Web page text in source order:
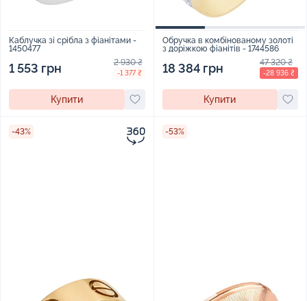
Каблучка зі срібла з фіанітами -
1450477
1 553 грн 2 930 ₴
-1 377 ₴
Купити
Обручка в комбінованому золоті
з доріжкою фіанітів - 1744586
18 384 грн 47 320 ₴
-28 936 ₴
Купити
-43% -53%